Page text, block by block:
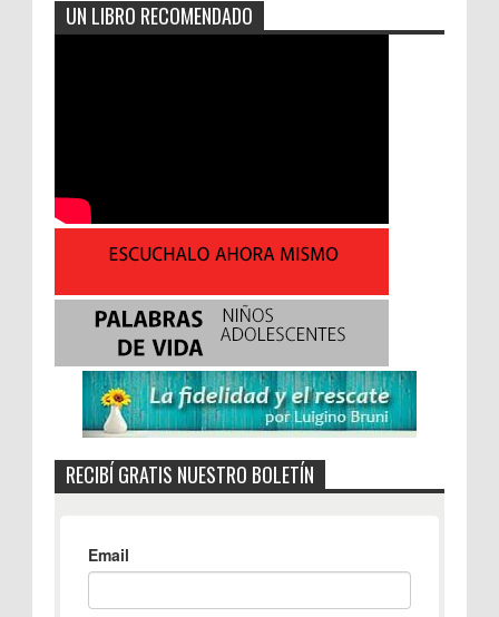
UN LIBRO RECOMENDADO
RECIBÍ GRATIS NUESTRO BOLETÍN